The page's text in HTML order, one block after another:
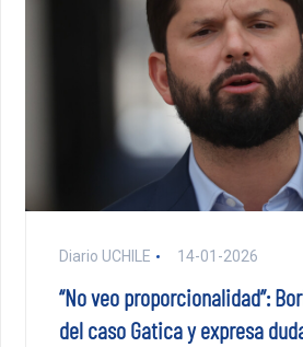
Diario UCHILE 14-01-2026
“No veo proporcionalidad”:
del caso Gatica y expresa